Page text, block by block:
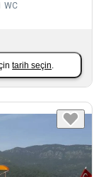
WC
tarih seçin.